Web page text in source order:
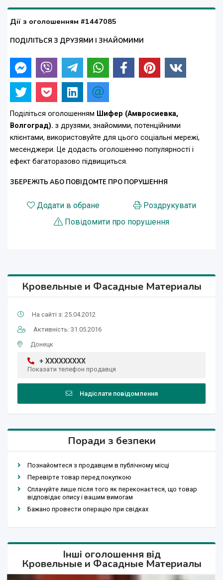
Дії з оголошенням #1447085
ПОДІЛІТЬСЯ З ДРУЗЯМИ І ЗНАЙОМИМИ
Поділіться оголошенням Шифер (Амвросиевка,
Волгоград). з друзями, знайомими, потенційними
клієнтами, використовуйте для цього соціальні мережі,
месенджери. Це додасть оголошенню популярності і
ефект багаторазово підвищиться.
ЗБЕРЕЖІТЬ АБО ПОВІДОМТЕ ПРО ПОРУШЕННЯ
Додати в обране
Роздрукувати
Повідомити про порушення
Кровельные и Фасадные Материалы
На сайті з: 25.04.2012
Активність: 31.05.2016
Донецк
+ XXXXXXXXX
Показати телефон продавця
Надіслати повідомлення
Поради з безпеки
Познайомтеся з продавцем в публічному місці
Перевірте товар перед покупкою
Сплачуйте лише після того як переконаєтеся, що товар
відповідає опису і вашим вимогам
Бажано провести операцію при свідках
Інші оголошення від
Кровельные и Фасадные Материалы